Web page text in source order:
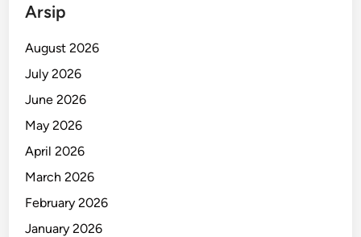
Arsip
August 2026
July 2026
June 2026
May 2026
April 2026
March 2026
February 2026
January 2026